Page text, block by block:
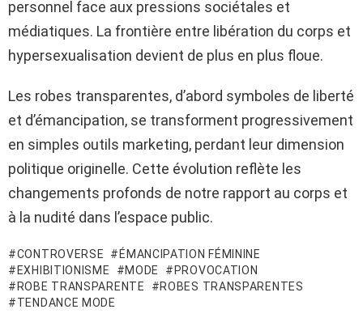
personnel face aux pressions sociétales et
médiatiques. La frontière entre libération du corps et
hypersexualisation devient de plus en plus floue.
Les robes transparentes, d’abord symboles de liberté
et d’émancipation, se transforment progressivement
en simples outils marketing, perdant leur dimension
politique originelle. Cette évolution reflète les
changements profonds de notre rapport au corps et
à la nudité dans l’espace public.
CONTROVERSE
ÉMANCIPATION FÉMININE
EXHIBITIONISME
MODE
PROVOCATION
ROBE TRANSPARENTE
ROBES TRANSPARENTES
TENDANCE MODE